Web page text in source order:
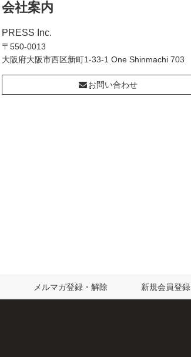
会社案内
PRESS Inc.
〒550-0013
大阪府大阪市西区新町1-33-1 One Shinmachi 703
お問い合わせ
メルマガ登録・解除 新規会員登録